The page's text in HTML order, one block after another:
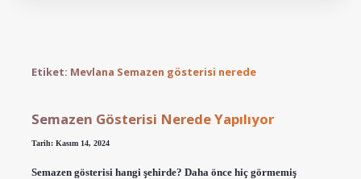
Etiket: Mevlana Semazen gösterisi nerede
Semazen Gösterisi Nerede Yapılıyor
Tarih: Kasım 14, 2024
Semazen gösterisi hangi şehirde? Daha önce hiç görmemiş